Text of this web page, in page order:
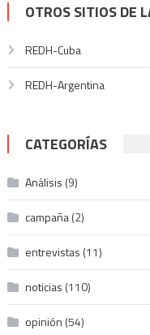
OTROS SITIOS DE
REDH-Cuba
REDH-Argentina
CATEGORÍAS
Análisis (9)
campaña(2)
entrevistas (11)
noticias (110)
opinión (54)